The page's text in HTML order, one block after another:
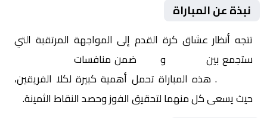
نبذة عن المباراة
تتجه أنظار عشاق كرة القدم إلى المواجهة المرتقبة التي
ستجمع بين
و ضمن منافسات
. هذه المباراة تحمل أهمية كبيرة لكلا الفريقين،
حيث يسعى كل منهما لتحقيق الفوز وحصد النقاط الثمينة.